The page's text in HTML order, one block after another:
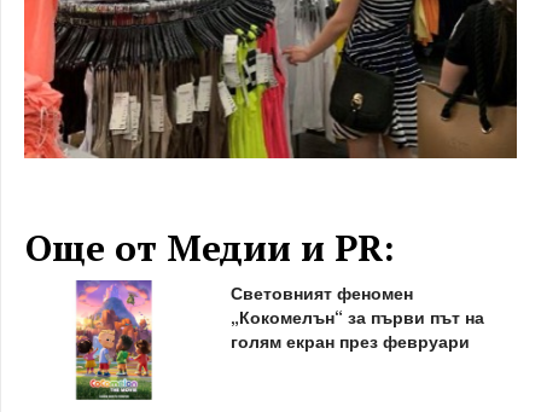
Още от Медии и PR:
Световният феномен
„Кокомелън“ за първи път на
голям екран през февруари